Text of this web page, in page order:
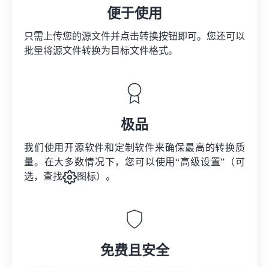
便于使用
只需上传您的源文件并点击转换按钮即可。您还可以
批量将源文件转换为目标文件格式。
极品
我们使用开源软件和定制软件来确保最高的转换质
量。在大多数情况下，您可以使用“高级设置”（可
选，查找
图标）。
免费且安全